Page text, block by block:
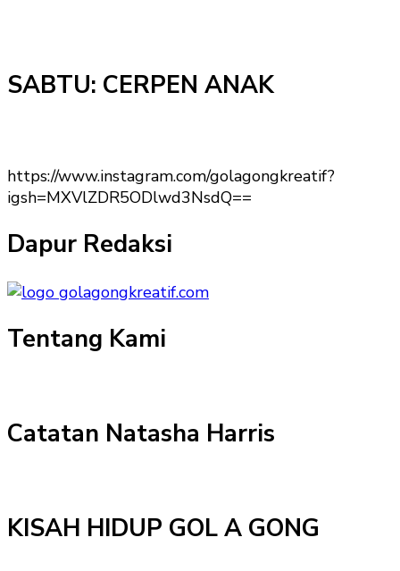
SABTU: CERPEN ANAK
https://www.instagram.com/golagongkreatif?
igsh=MXVlZDR5ODlwd3NsdQ==
Dapur Redaksi
Tentang Kami
Catatan Natasha Harris
KISAH HIDUP GOL A GONG